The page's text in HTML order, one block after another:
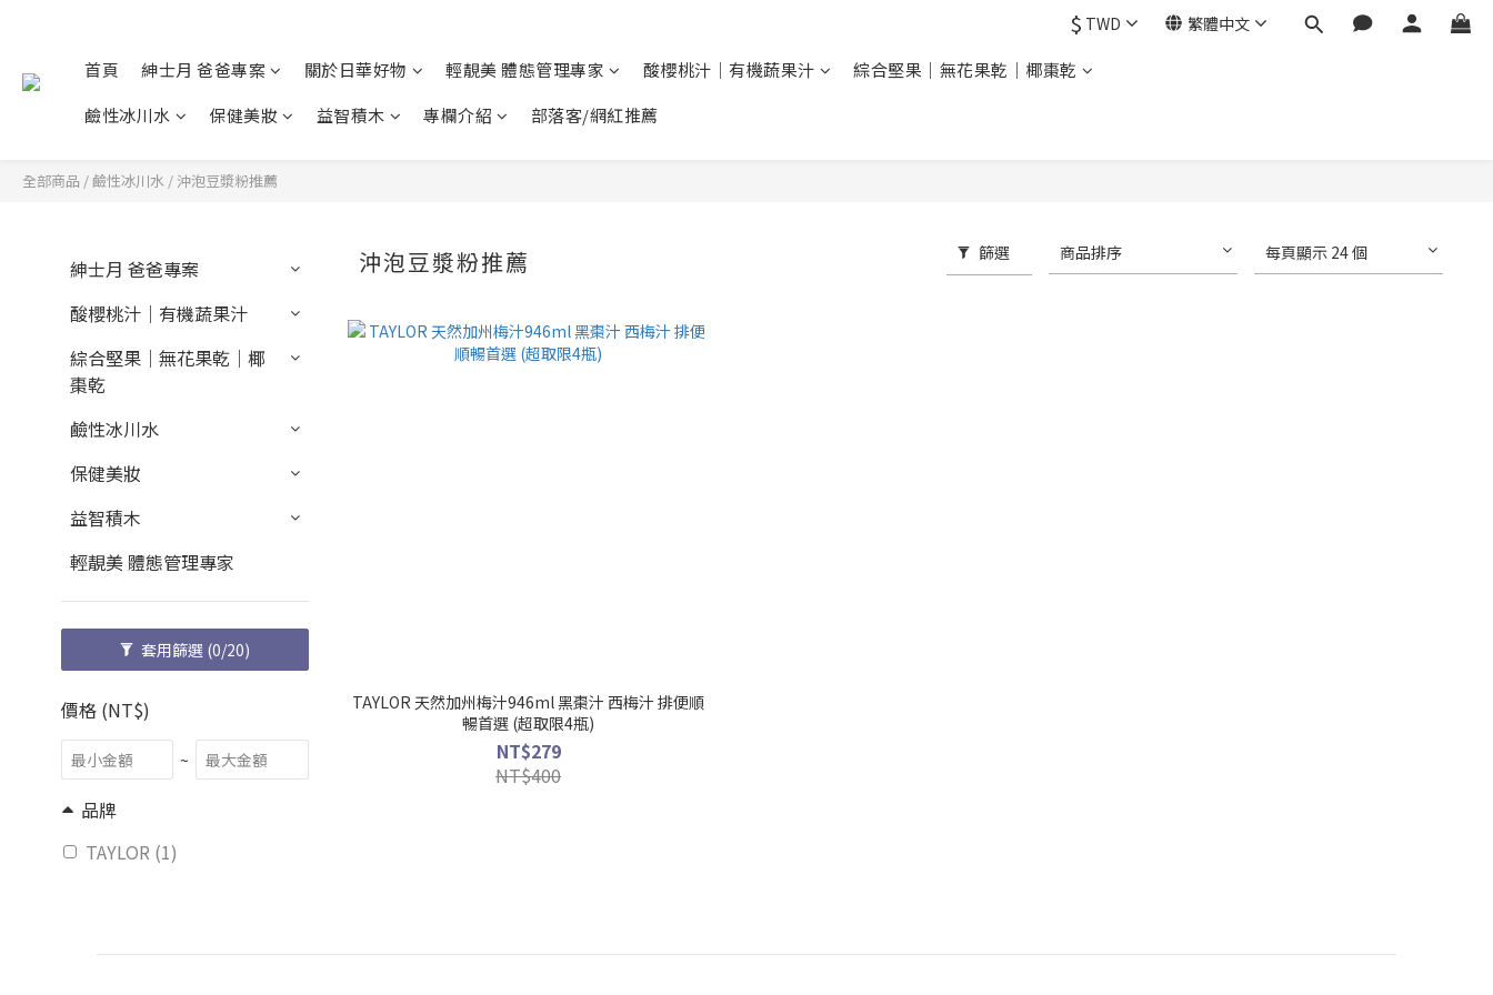
$ TWD 繁體中文
首頁 紳士月 爸爸專案 關於日華好物 輕靚美 體態管理專家 酸櫻桃汁｜有機蔬果汁
綜合堅果｜無花果乾｜椰棗乾
鹼性冰川水
保健美妝 益智積木 專欄介紹 部落客/網紅推薦
全部商品 / 鹼性冰川水 /沖泡豆漿粉推薦
紳士月 爸爸專案
酸櫻桃汁｜有機蔬果汁
綜合堅果｜無花果乾｜椰
棗乾
鹼性冰川水
保健美妝
益智積木
輕靚美 體態管理專家
套用篩選 (0/20)
價格 (NT$)
~
品牌
TAYLOR (1)
沖泡豆漿粉推薦 篩選 商品排序 每頁顯示 24 個
TAYLOR 天然加州梅汁946ml 黑棗汁 西梅汁 排便順
暢首選 (超取限4瓶)
NT$279
NT$400